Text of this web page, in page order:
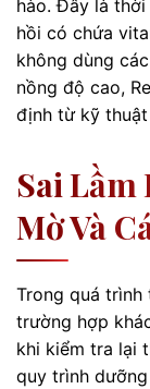
hào. Đây là
hồi có chứa
không dùng
nồng độ cao,
định từ kỹ
Sai Lầm
Mờ Và
Trong quá
trường hợp
khi kiểm tra lại
quy trình